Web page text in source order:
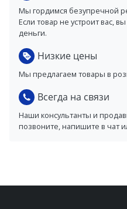
Мы гордимся безупречной
Если товар не устроит вас,
деньги.
Низкие цены
Мы предлагаем товары в
Всегда на связи
Наши консультанты и
позвоните, напишите в чат